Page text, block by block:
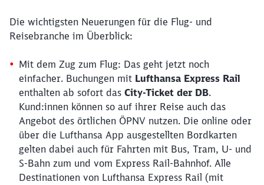
Die wichtigsten Neuerungen für die Flug- und
Reisebranche im Überblick:
Mit dem Zug zum Flug: Das geht jetzt noch
einfacher. Buchungen mit Lufthansa Express Rail
enthalten ab sofort das City-Ticket der DB.
Kund:innen können so auf ihrer Reise auch das
Angebot des örtlichen ÖPNV nutzen. Die online oder
über die Lufthansa App ausgestellten Bordkarten
gelten dabei auch für Fahrten mit Bus, Tram, U- und
S-Bahn zum und vom Express Rail-Bahnhof. Alle
Destinationen von Lufthansa Express Rail (mit